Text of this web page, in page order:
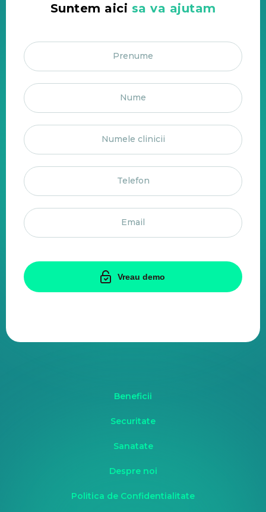
Suntem aici sa va ajutam
Vreau demo
Beneficii
Securitate
Sanatate
Despre noi
Politica de Confidentialitate